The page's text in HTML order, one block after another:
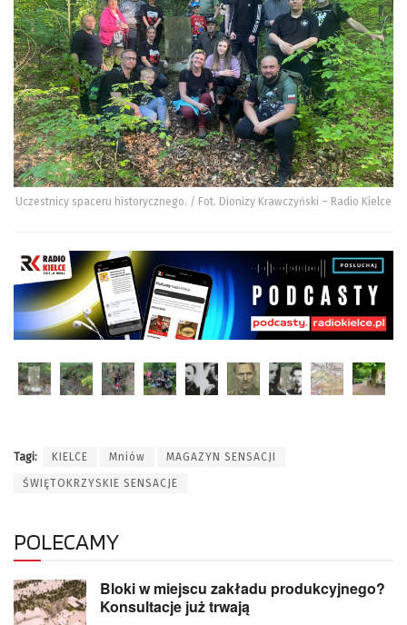
Uczestnicy spaceru historycznego. / Fot. Dionizy Krawczyński – Radio Kielce
Tagi: KIELCE Mniów MAGAZYN SENSACJI
ŚWIĘTOKRZYSKIE SENSACJE
POLECAMY
Bloki w miejscu zakładu produkcyjnego?
Konsultacje już trwają